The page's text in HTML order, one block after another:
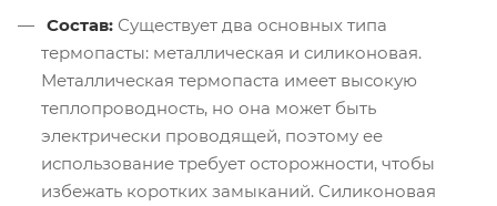
Состав: Существует два основных типа
термопасты: металлическая и силиконовая.
Металлическая термопаста имеет высокую
теплопроводность, но она может быть
электрически проводящей, поэтому ее
использование требует осторожности, чтобы
избежать коротких замыканий. Силиконовая